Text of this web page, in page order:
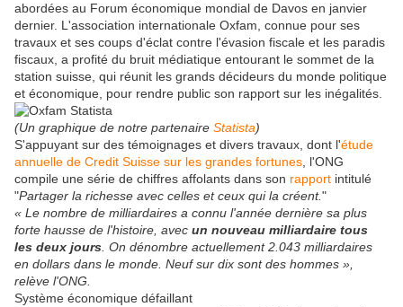
abordées au Forum économique mondial de Davos en janvier
dernier. L'association internationale Oxfam, connue pour ses
travaux et ses coups d'éclat contre l'évasion fiscale et les paradis
fiscaux, a profité du bruit médiatique entourant le sommet de la
station suisse, qui réunit les grands décideurs du monde politique
et économique, pour rendre public son rapport sur les inégalités.
(Un graphique de notre partenaire Statista)
S'appuyant sur des témoignages et divers travaux, dont l'étude
annuelle de Credit Suisse sur les grandes fortunes , l'ONG
compile une série de chiffres affolants dans son rapport intitulé
"Partager la richesse avec celles et ceux qui la créent."
« Le nombre de milliardaires a connu l'année dernière sa plus
forte hausse de l'histoire, avec un nouveau milliardaire tous
les deux jours . On dénombre actuellement 2.043 milliardaires
en dollars dans le monde. Neuf sur dix sont des hommes »,
relève l'ONG.
Système économique défaillant